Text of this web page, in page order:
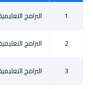
1 البرامج
2 البرامج
3 البرامج